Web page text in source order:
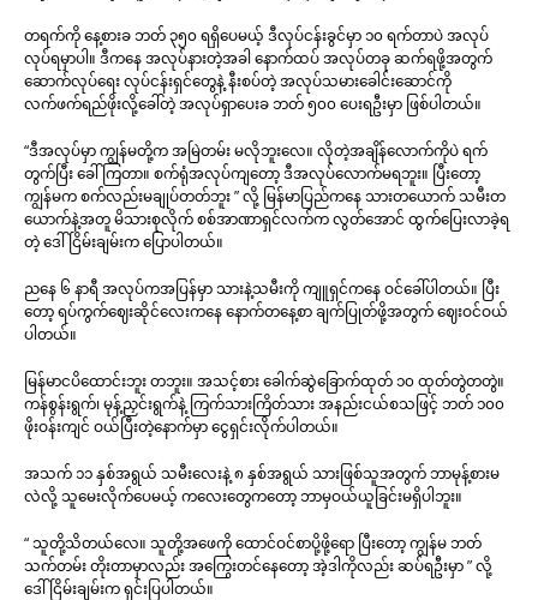
တရက်ကို နေ့စားခ ဘတ် ၃၅၀ ရရှိပေမယ့် ဒီလုပ်ငန်းခွင်မှာ ၁၀ ရက်တာပဲ အလုပ်
လုပ်ရမှာပါ။ ဒီကနေ အလုပ်နားတဲ့အခါ နောက်ထပ် အလုပ်တခု ဆက်ရဖို့အတွက်
ဆောက်လုပ်ရေး လုပ်ငန်းရှင်တွေနဲ့ နီးစပ်တဲ့ အလုပ်သမားခေါင်းဆောင်ကို
လက်ဖက်ရည်ဖိုးလို့ခေါ်တဲ့ အလုပ်ရှာပေးခ ဘတ် ၅၀၀ ပေးရဦးမှာ ဖြစ်ပါတယ်။
“ဒီအလုပ်မှာ ကျွန်မတို့က အမြဲတမ်း မလိုဘူးလေ။ လိုတဲ့အချိန်လောက်ကိုပဲ ရက်
တွက်ပြီး ခေါ်ကြတာ။ စက်ရုံအလုပ်ကျတော့ ဒီအလုပ်လောက်မရဘူး။ ပြီးတော့
ကျွန်မက စက်လည်းမချုပ်တတ်ဘူး ” လို့ မြန်မာပြည်ကနေ သားတယောက် သမီးတ
ယောက်နဲ့အတူ မိသားစုလိုက် စစ်အာဏာရှင်လက်က လွတ်အောင် ထွက်ပြေးလာခဲ့ရ
တဲ့ ဒေါ်ငြိမ်းချမ်းက ပြောပါတယ်။
ညနေ ၆ နာရီ အလုပ်ကအပြန်မှာ သားနဲ့သမီးကို ကျူရှင်ကနေ ဝင်ခေါ်ပါတယ်။ ပြီး
တော့ ရပ်ကွက်ဈေးဆိုင်လေးကနေ နောက်တနေ့စာ ချက်ပြုတ်ဖို့အတွက် ဈေးဝင်ဝယ်
ပါတယ်။
မြန်မာငပိထောင်းဘူး တဘူး။ အသင့်စား ခေါက်ဆွဲခြောက်ထုတ် ၁၀ ထုတ်တွဲတတွဲ။
ကန်စွန်းရွက်၊ မုန့်ညှင်းရွက်နဲ့ ကြက်သားကြိတ်သား အနည်းငယ်စသဖြင့် ဘတ် ၁၀၀
ဖိုးဝန်းကျင် ဝယ်ပြီးတဲ့နောက်မှာ ငွေရှင်းလိုက်ပါတယ်။
အသက် ၁၁ နှစ်အရွယ် သမီးလေးနဲ့ ၈ နှစ်အရွယ် သားဖြစ်သူအတွက် ဘာမုန့်စားမ
လဲလို့ သူမေးလိုက်ပေမယ့် ကလေးတွေကတော့ ဘာမှဝယ်ယူခြင်းမရှိပါဘူး။
“ သူတို့သိတယ်လေ။ သူတို့အဖေကို ထောင်ဝင်စာပို့ဖို့ရော ပြီးတော့ ကျွန်မ ဘတ်
သက်တမ်း တိုးတာမှာလည်း အကြွေးတင်နေတော့ အဲ့ဒါကိုလည်း ဆပ်ရဦးမှာ ” လို့
ဒေါ်ငြိမ်းချမ်းက ရှင်းပြပါတယ်။